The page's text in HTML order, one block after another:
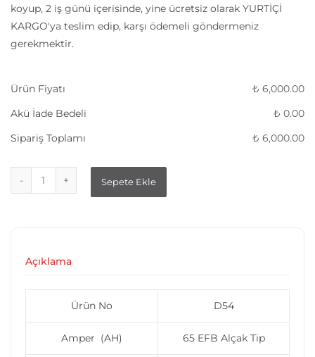
koyup, 2 iş günü içerisinde, yine ücretsiz olarak YURTİÇİ
KARGO'ya teslim edip, karşı ödemeli göndermeniz
gerekmektir.
Ürün Fiyatı 6,000.00
₺
Akü İade Bedeli
0.00
₺
Sipariş Toplamı
6,000.00
₺
Sepete Ekle
Açıklama
Ürün No D54
Amper (AH) 65 EFB Alçak Tip